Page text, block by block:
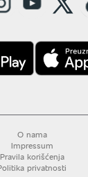
O nama
Impressum
Pravila korišćenja
privatnosti